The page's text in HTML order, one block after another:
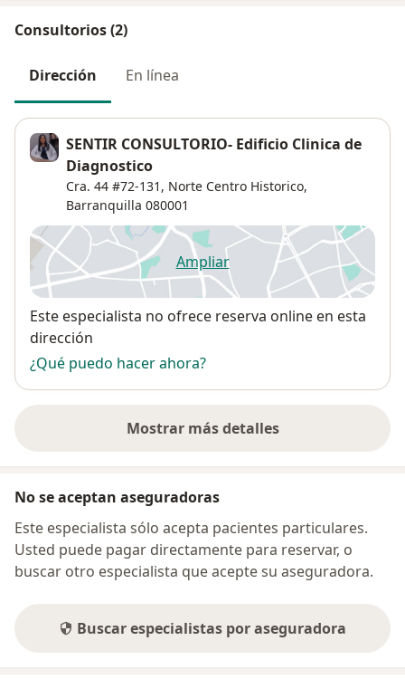
Consultorios (2)
Dirección En línea
SENTIR CONSULTORIO- Edificio Clinica de
Diagnostico
Cra. 44 #72-131, Norte Centro Historico,
Barranquilla 080001
Ampliarse abre en una nueva
Disponibilidad
Este especialista no ofrece reserva online en esta
dirección
¿Qué puedo hacer ahora?
Mostrar más detalles
sobre la dirección
No se aceptan aseguradoras
Este especialista sólo acepta pacientes particulares.
Usted puede pagar directamente para reservar, o
buscar otro especialista que acepte su aseguradora.
Buscar especialistas por aseguradora